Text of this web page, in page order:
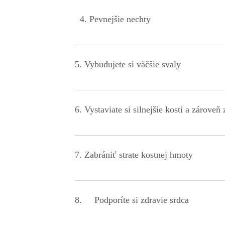
doplnkov kolagénu výrazné zvýšenie počtu vlasov,
4. Pevnejšie nechty
Niektorým ľuďom sa nechty lámu ľahšie ako iným
nechtov a menej zlomených alebo odštiepených
5. Vybudujete si väčšie svaly
Kombinácia kolagénových doplnkov a silového
6. Vystaviate si silnejšie kosti a
Kolagén pomáha zvýšiť hustotu kostí, spomaliť
7. Zabrániť strate kostnej hmoty
Minerálna hustota kostí klesá s vekom, najmä po
8. Podporíte si zdravie srdca